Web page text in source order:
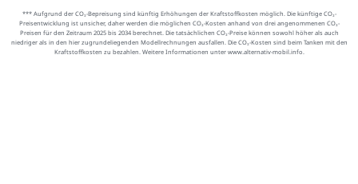
*** Aufgrund der CO₂-Bepreisung sind künftig Erhöhungen der Kraftstoffkosten möglich. Die künftige CO₂-
Preisentwicklung ist unsicher, daher werden die möglichen CO₂-Kosten anhand von drei angenommenen CO₂-
Preisen für den Zeitraum 2025 bis 2034 berechnet. Die tatsächlichen CO₂-Preise können sowohl höher als auch
niedriger als in den hier zugrundeliegenden Modellrechnungen ausfallen. Die CO₂-Kosten sind beim Tanken mit den
Kraftstoffkosten zu bezahlen. Weitere Informationen unter www.alternativ-mobil.info.